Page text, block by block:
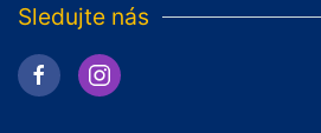
Sledujte nás